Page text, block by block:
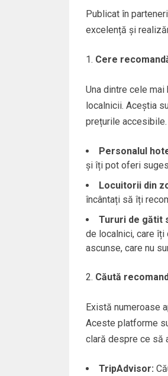
Publicat în
excelență și
Cere
Una dintre cele
localnicii. Aceștia
prețurile
Personalul
și îți pot oferi
Locuitorii din
încântați să îți
Tururi de gătit
de localnici, care îți
ascunse, care nu
Căută
Există numeroase
Aceste platforme
clară despre ce să
TripAdvisor: